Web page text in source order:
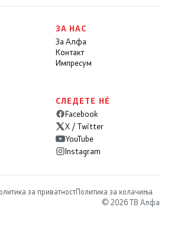
ЗА НАС
За Алфа
Контакт
Импресум
СЛЕДЕТЕ НÉ
Facebook
X / Twitter
YouTube
Instagram
за приватностПолитика за колачиња
© 2026 ТВ Алфа